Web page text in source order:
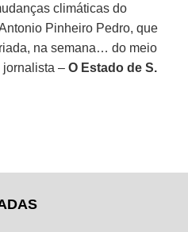
climáticas do
Pinheiro Pedro, que
na semana… do meio
jornalista –O Estado de S.